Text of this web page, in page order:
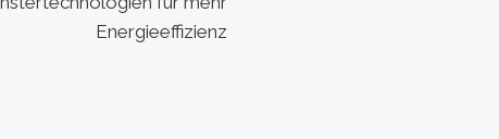
Energieeffizienz